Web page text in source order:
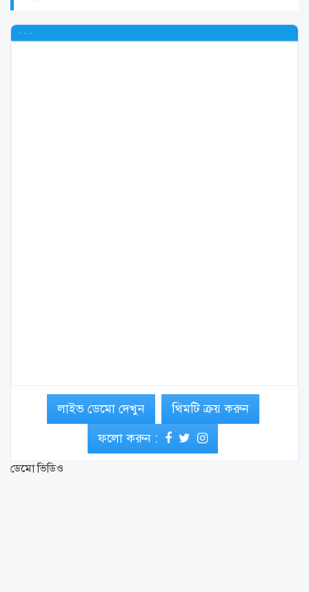
লাইভ ডেমো দেখুন
থিমটি ক্রয় করুন
ফলো করুন :
ডেমো ভিডিও